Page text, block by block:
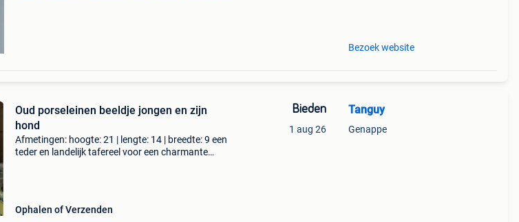
Bezoek website
Oud porseleinen beeldje jongen en zijn
hond
Afmetingen: hoogte: 21 | lengte: 14 | breedte: 9 een
teder en landelijk tafereel voor een charmante
Ophalen of Verzenden
Bieden
1 aug 26
Tanguy
Genappe